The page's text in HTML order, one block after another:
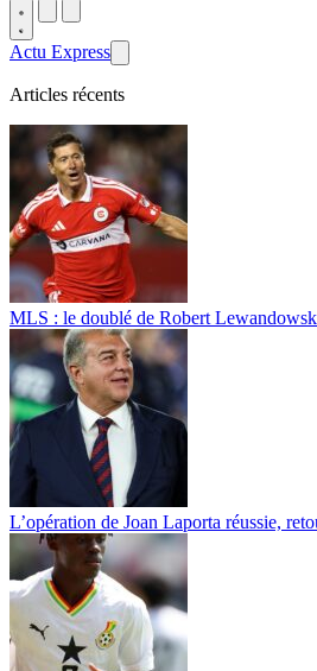
Actu Express
Articles récents
MLS : le doublé de Robert
L’opération de Joan Laporta réussie,